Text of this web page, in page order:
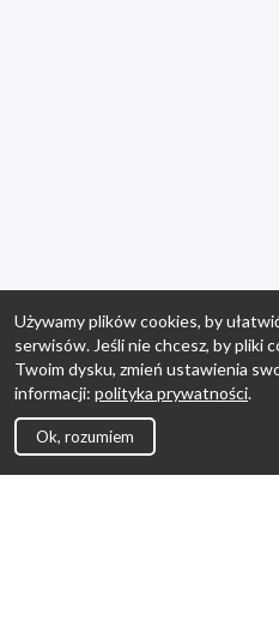
Używamy plików cookies, by
serwisów. Jeśli nie chcesz, by pliki
Twoim dysku, zmień ustawienia
informacji: polityka prywatności.
Ok, rozumiem